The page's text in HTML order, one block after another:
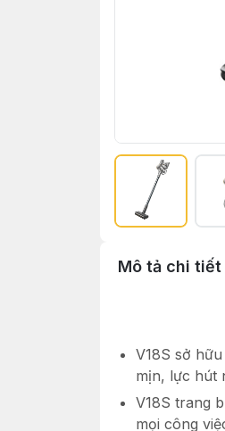
Mô tả chi tiết
V18S sở
mịn, lực hút
V18S trang
mọi công